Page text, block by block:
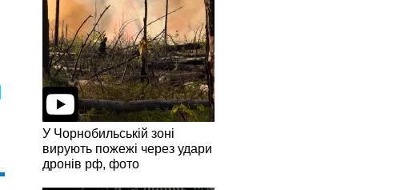
У Чорнобильській зоні
вирують пожежі через удари
дронів рф, фото